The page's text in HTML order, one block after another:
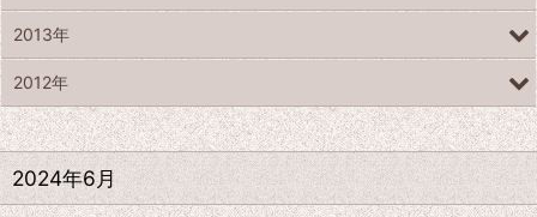
2024年6月
2013年
2012年